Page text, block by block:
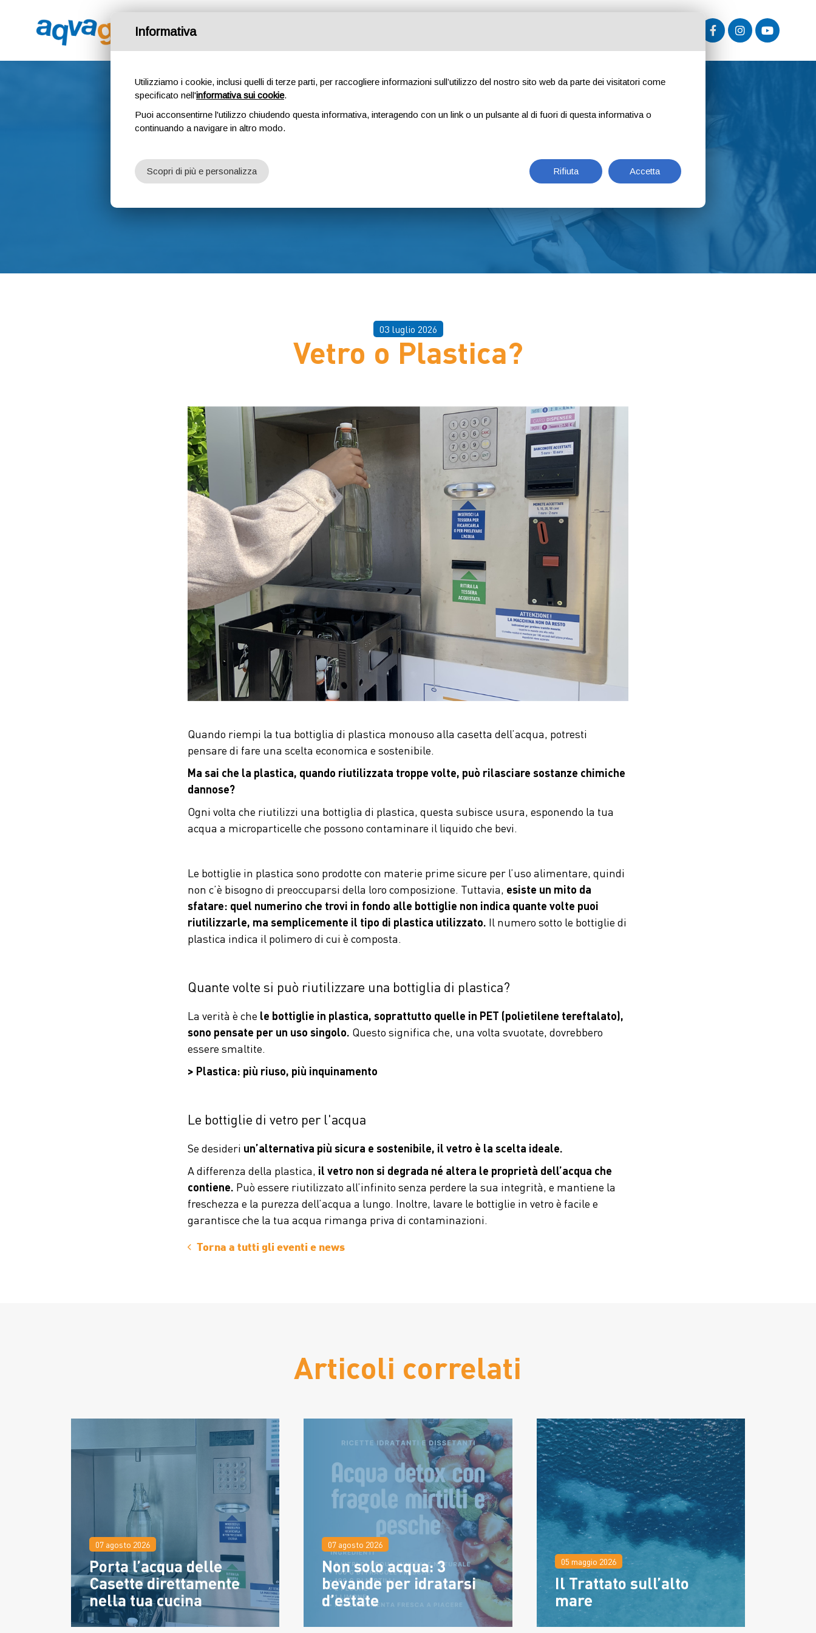
Eventi e News
03 luglio 2026
Vetro o Plastica?
Quando riempi la tua bottiglia di plastica monouso alla casetta dell’acqua, potresti
pensare di fare una scelta economica e sostenibile.
Ma sai che la plastica, quando riutilizzata troppe volte, può rilasciare sostanze chimiche
dannose?
Ogni volta che riutilizzi una bottiglia di plastica, questa subisce usura, esponendo la tua
acqua a microparticelle che possono contaminare il liquido che bevi.
Le bottiglie in plastica sono prodotte con materie prime sicure per l’uso alimentare, quindi
non c’è bisogno di preoccuparsi della loro composizione. Tuttavia, esiste un mito da
sfatare: quel numerino che trovi in fondo alle bottiglie non indica quante volte puoi
riutilizzarle, ma semplicemente il tipo di plastica utilizzato. Il numero sotto le bottiglie di
plastica indica il polimero di cui è composta.
Quante volte si può riutilizzare una bottiglia di plastica?
La verità è che le bottiglie in plastica, soprattutto quelle in PET (polietilene tereftalato),
sono pensate per un uso singolo. Questo significa che, una volta svuotate, dovrebbero
essere smaltite.
> Plastica: più riuso, più inquinamento
Le bottiglie di vetro per l'acqua
Se desideri un’alternativa più sicura e sostenibile, il vetro è la scelta ideale.
A differenza della plastica, il vetro non si degrada né altera le proprietà dell’acqua che
contiene. Può essere riutilizzato all’infinito senza perdere la sua integrità, e mantiene la
freschezza e la purezza dell’acqua a lungo. Inoltre, lavare le bottiglie in vetro è facile e
garantisce che la tua acqua rimanga priva di contaminazioni.
Torna a tutti gli eventi e news
Articoli correlati
07 agosto 2026
Porta l’acqua delle
Casette direttamente
nella tua cucina
07 agosto 2026
Non solo acqua: 3
bevande per idratarsi
d’estate
05 maggio 2026
Il Trattato sull’alto
mare
Informativa
Utilizziamo i cookie, inclusi quelli di terze parti, per raccogliere informazioni sull’utilizzo del nostro sito web da parte dei visitatori come
specificato nell'informativa sui cookie.
Puoi acconsentirne l'utilizzo chiudendo questa informativa, interagendo con un link o un pulsante al di fuori di questa informativa o
continuando a navigare in altro modo.
Rifiuta Accetta
Scopri di più e personalizza